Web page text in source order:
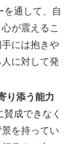
を通して、自
が震えるこ
には抱きや
に対して発
り添う能力
成できなく
を持ってい